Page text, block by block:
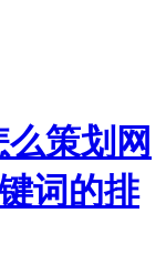
策划网
词的排